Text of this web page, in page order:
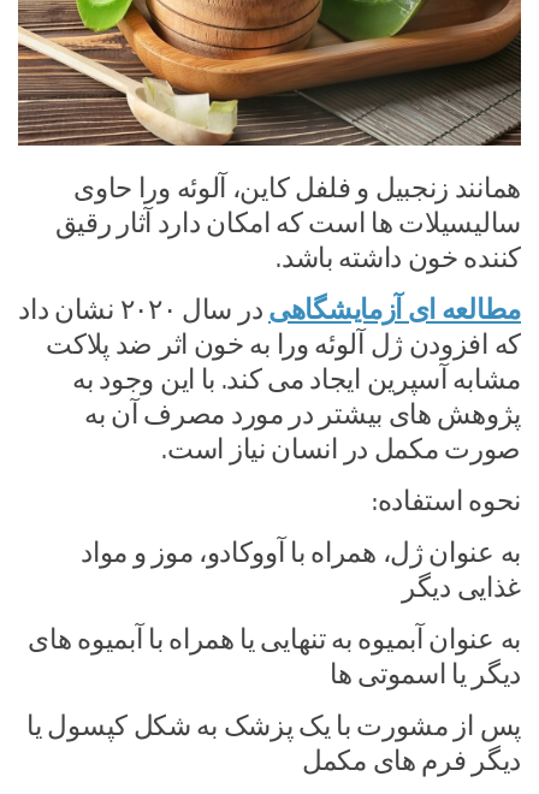
همانند زنجبیل و فلفل کاین، آلوئه ورا حاوی
سالیسیلات ها است که امکان دارد آثار رقیق
کننده خون داشته باشد.
مطالعه ای آزمایشگاهی
در سال ۲۰۲۰ نشان داد
که افزودن ژل آلوئه ورا به خون اثر ضد پلاکت
مشابه آسپرین ایجاد می کند. با این وجود به
پژوهش های بیشتر در مورد مصرف آن به
صورت مکمل در انسان نیاز است.
نحوه استفاده:
به عنوان ژل، همراه با آووکادو، موز و مواد
غذایی دیگر
به عنوان آبمیوه به تنهایی یا همراه با آبمیوه های
دیگر یا اسموتی ها
پس از مشورت با یک پزشک به شکل کپسول یا
دیگر فرم های مکمل